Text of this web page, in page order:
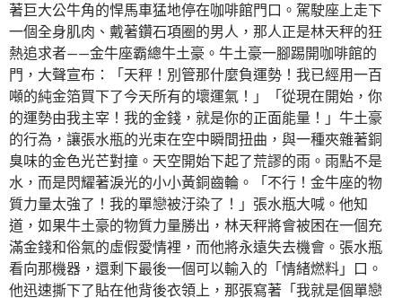
著巨大公牛角的悍馬車猛地停在咖啡館門口。駕駛座上走下
一個全身肌肉、戴著鑽石項圈的男人，那人正是林天秤的狂
熱追求者——金牛座霸總牛土豪。牛土豪一腳踢開咖啡館的
門，大聲宣布：「天秤！別管那什麼負運勢！我已經用一百
噸的純金箔買下了今天所有的壞運氣！」「從現在開始，你
的運勢由我主宰！我的金錢，就是你的正面能量！」牛土豪
的行為，讓張水瓶的光束在空中瞬間扭曲，與一種夾雜著銅
臭味的金色光芒對撞。天空開始下起了荒謬的雨。雨點不是
水，而是閃耀著淚光的小小黃銅齒輪。「不行！金牛座的物
質力量太強了！我的單戀被汙染了！」張水瓶大喊。他知
道，如果牛土豪的物質力量勝出，林天秤將會被困在一個充
滿金錢和俗氣的虛假愛情裡，而他將永遠失去機會。張水瓶
看向那機器，還剩下最後一個可以輸入的「情緒燃料」口。
他迅速撕下了貼在他背後衣領上，那張寫著「我就是個單戀